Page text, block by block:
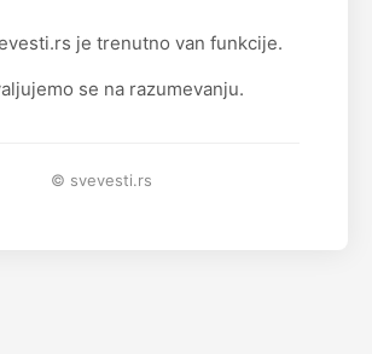
je trenutno van funkcije.
se na razumevanju.
© svevesti.rs